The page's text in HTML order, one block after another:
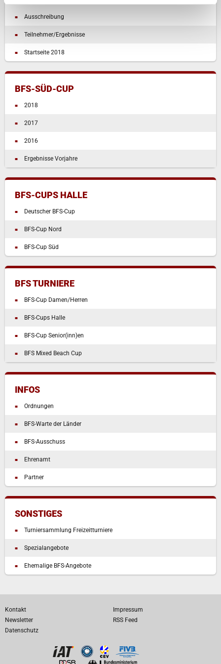
Ausschreibung
Teilnehmer/Ergebnisse
Startseite 2018
BFS-SÜD-CUP
2018
2017
2016
Ergebnisse Vorjahre
BFS-CUPS HALLE
Deutscher BFS-Cup
BFS-Cup Nord
BFS-Cup Süd
BFS TURNIERE
BFS-Cup Damen/Herren
BFS-Cups Halle
BFS-Cup Senior(inn)en
BFS Mixed Beach Cup
INFOS
Ordnungen
BFS-Warte der Länder
BFS-Ausschuss
Ehrenamt
Partner
SONSTIGES
Turniersammlung Freizeitturniere
Spezialangebote
Ehemalige BFS-Angebote
Kontakt
Impressum
Newsletter
RSS Feed
Datenschutz